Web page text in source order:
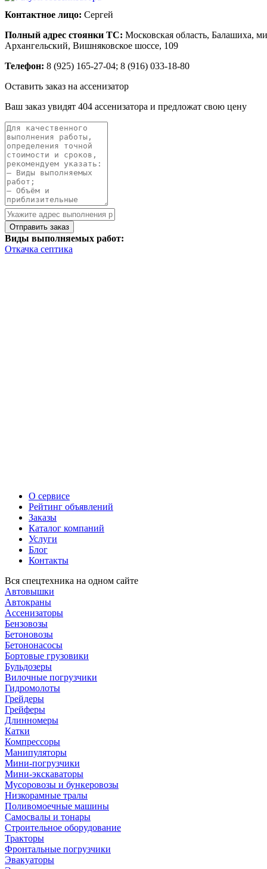
Контактное лицо: Сергей
Полный адрес стоянки ТС: Московская область, Балашиха,
Архангельский, Вишняковское шоссе, 109
Телефон: 8 (925) 165-27-04; 8 (916) 033-18-80
Оставить заказ на ассенизатор
Ваш заказ увидят 404 ассенизатора и предложат свою цену
Виды выполняемых работ:
Откачка септика
О сервисе
Рейтинг объявлений
Заказы
Каталог компаний
Услуги
Блог
Контакты
Вся спецтехника на одном сайте
Автовышки
Автокраны
Ассенизаторы
Бензовозы
Бетоновозы
Бетононасосы
Бортовые грузовики
Бульдозеры
Вилочные погрузчики
Гидромолоты
Грейдеры
Грейферы
Длинномеры
Катки
Компрессоры
Манипуляторы
Мини-погрузчики
Мини-экскаваторы
Мусоровозы и бункеровозы
Низкорамные тралы
Поливомоечные машины
Самосвалы и тонары
Строительное оборудование
Тракторы
Фронтальные погрузчики
Эвакуаторы